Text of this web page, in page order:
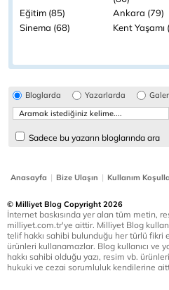
Eğitim (85)
Ankara (79)
Sinema (68)
Kent Yaşamı
Bloglarda Yazarlarda
Sadece bu yazarın bloglarında ara
Anasayfa | Bize Ulaşın | Kullanım
© Milliyet Blog Copyright 2026
İnternet baskısında yer alan tüm metin,
milliyet.com.tr'ye aittir. Milliyet Blog
telif hakkı sahibi bulunduğu her türlü fikri
ürünleri kullanamazlar. Blog kullanıcı ve
hakkı sahibi olduğu yazı, resim vb.
hukuki ve cezai sorumluluk kendilerine